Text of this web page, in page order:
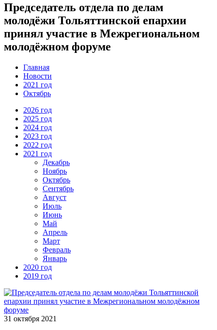
Председатель отдела по делам
молодёжи Тольяттинской епархии
принял участие в Межрегиональном
молодёжном форуме
Главная
Новости
2021 год
Октябрь
2026 год
2025 год
2024 год
2023 год
2022 год
2021 год
Декабрь
Ноябрь
Октябрь
Сентябрь
Август
Июль
Июнь
Май
Апрель
Март
Февраль
Январь
2020 год
2019 год
31 октября 2021